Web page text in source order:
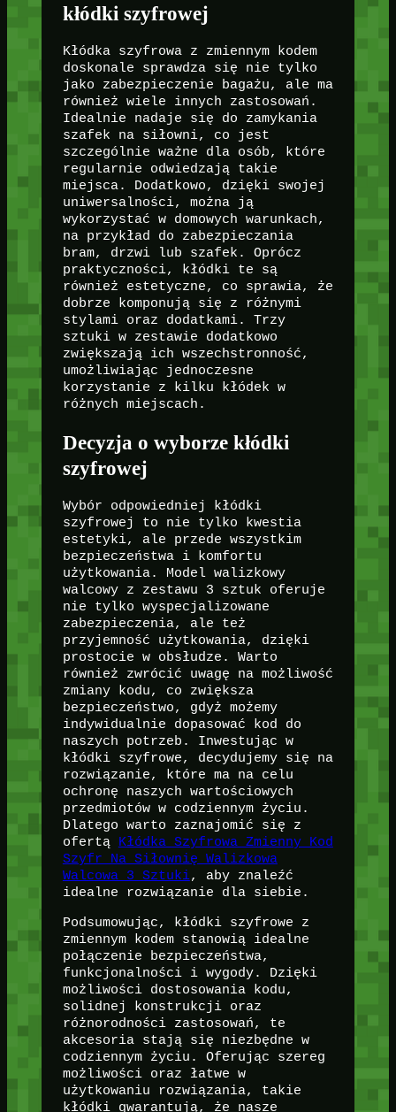
kłódki szyfrowej
Kłódka szyfrowa z zmiennym kodem
doskonale sprawdza się nie tylko
jako zabezpieczenie bagażu, ale ma
również wiele innych zastosowań.
Idealnie nadaje się do zamykania
szafek na siłowni, co jest
szczególnie ważne dla osób, które
regularnie odwiedzają takie
miejsca. Dodatkowo, dzięki swojej
uniwersalności, można ją
wykorzystać w domowych warunkach,
na przykład do zabezpieczania
bram, drzwi lub szafek. Oprócz
praktyczności, kłódki te są
również estetyczne, co sprawia, że
dobrze komponują się z różnymi
stylami oraz dodatkami. Trzy
sztuki w zestawie dodatkowo
zwiększają ich wszechstronność,
umożliwiając jednoczesne
korzystanie z kilku kłódek w
różnych miejscach.
Decyzja o wyborze kłódki
szyfrowej
Wybór odpowiedniej kłódki
szyfrowej to nie tylko kwestia
estetyki, ale przede wszystkim
bezpieczeństwa i komfortu
użytkowania. Model walizkowy
walcowy z zestawu 3 sztuk oferuje
nie tylko wyspecjalizowane
zabezpieczenia, ale też
przyjemność użytkowania, dzięki
prostocie w obsłudze. Warto
również zwrócić uwagę na możliwość
zmiany kodu, co zwiększa
bezpieczeństwo, gdyż możemy
indywidualnie dopasować kod do
naszych potrzeb. Inwestując w
kłódki szyfrowe, decydujemy się na
rozwiązanie, które ma na celu
ochronę naszych wartościowych
przedmiotów w codziennym życiu.
Dlatego warto zaznajomić się z
ofertą Kłódka Szyfrowa Zmienny Kod
Szyfr Na Siłownię Walizkowa
Walcowa 3 Sztuki, aby znaleźć
idealne rozwiązanie dla siebie.
Podsumowując, kłódki szyfrowe z
zmiennym kodem stanowią idealne
połączenie bezpieczeństwa,
funkcjonalności i wygody. Dzięki
możliwości dostosowania kodu,
solidnej konstrukcji oraz
różnorodności zastosowań, te
akcesoria stają się niezbędne w
codziennym życiu. Oferując szereg
możliwości oraz łatwe w
użytkowaniu rozwiązania, takie
kłódki gwarantują, że nasze